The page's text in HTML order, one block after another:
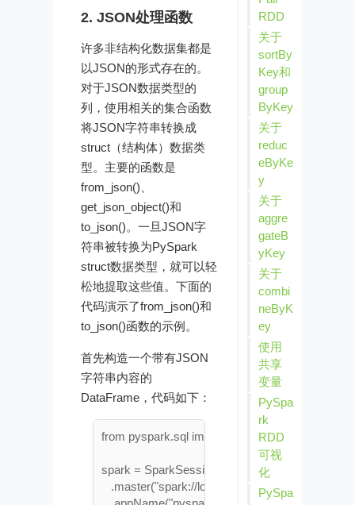
2. JSON处理函数
许多非结构化数据集都是
以JSON的形式存在的。
对于JSON数据类型的
列，使用相关的集合函数
将JSON字符串转换成
struct（结构体）数据类
型。主要的函数是
from_json()、
get_json_object()和
to_json()。一旦JSON字
符串被转换为PySpark
struct数据类型，就可以轻
松地提取这些值。下面的
代码演示了from_json()和
to_json()函数的示例。
首先构造一个带有JSON
字符串内容的
DataFrame，代码如下：
from pyspark.sql import SparkSession
spark = SparkSession.builder \
   .master("spark://localhost:7077") \
RDD
关于
sortBy
Key和
group
ByKey
关于
reduc
eByKe
y
关于
aggre
gateB
yKey
关于
combi
neByK
ey
使用
共享
变量
PySpa
rk
RDD
可视
化
PySpa